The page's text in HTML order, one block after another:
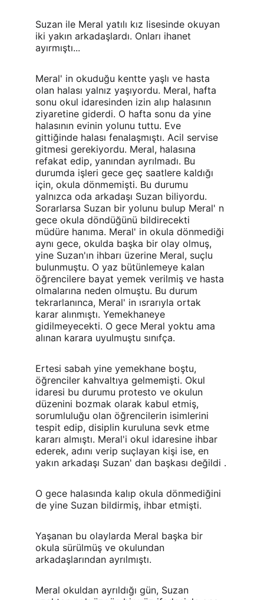
Suzan ile Meral yatılı kız lisesinde okuyan
iki yakın arkadaşlardı. Onları ihanet
ayırmıştı...
Meral' in okuduğu kentte yaşlı ve hasta
olan halası yalnız yaşıyordu. Meral, hafta
sonu okul idaresinden izin alıp halasının
ziyaretine giderdi. O hafta sonu da yine
halasının evinin yolunu tuttu. Eve
gittiğinde halası fenalaşmıştı. Acil servise
gitmesi gerekiyordu. Meral, halasına
refakat edip, yanından ayrılmadı. Bu
durumda işleri gece geç saatlere kaldığı
için, okula dönmemişti. Bu durumu
yalnızca oda arkadaşı Suzan biliyordu.
Sorarlarsa Suzan bir yolunu bulup Meral' n
gece okula döndüğünü bildirecekti
müdüre hanıma. Meral' in okula dönmediği
aynı gece, okulda başka bir olay olmuş,
yine Suzan'ın ihbarı üzerine Meral, suçlu
bulunmuştu. O yaz bütünlemeye kalan
öğrencilere bayat yemek verilmiş ve hasta
olmalarına neden olmuştu. Bu durum
tekrarlanınca, Meral' in ısrarıyla ortak
karar alınmıştı. Yemekhaneye
gidilmeyecekti. O gece Meral yoktu ama
alınan karara uyulmuştu sınıfça.
Ertesi sabah yine yemekhane boştu,
öğrenciler kahvaltıya gelmemişti. Okul
idaresi bu durumu protesto ve okulun
düzenini bozmak olarak kabul etmiş,
sorumluluğu olan öğrencilerin isimlerini
tespit edip, disiplin kuruluna sevk etme
kararı almıştı. Meral'i okul idaresine ihbar
ederek, adını verip suçlayan kişi ise, en
yakın arkadaşı Suzan' dan başkası değildi .
O gece halasında kalıp okula dönmediğini
de yine Suzan bildirmiş, ihbar etmişti.
Yaşanan bu olaylarda Meral başka bir
okula sürülmüş ve okulundan
arkadaşlarından ayrılmıştı.
Meral okuldan ayrıldığı gün, Suzan